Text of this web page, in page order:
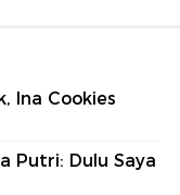
Ina Cookies
Putri: Dulu Saya